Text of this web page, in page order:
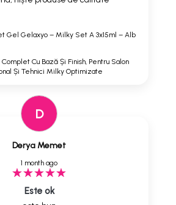
Gel Gelaxyo – Milky Set A 3x15ml – Alb
Cu Bază Și Finish, Pentru Salon
Și Tehnici Milky Optimizate
D
Derya Memet
1 month ago
Este ok